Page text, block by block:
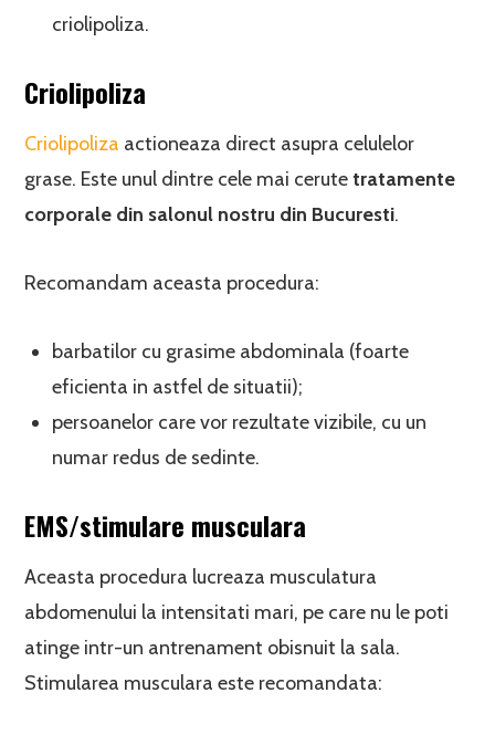
criolipoliza.
Criolipoliza
Criolipoliza actioneaza direct asupra celulelor
grase. Este unul dintre cele mai cerutetratamente
corporale din salonul nostru din Bucuresti.
Recomandam aceasta procedura:
barbatilor cu grasime abdominala (foarte
eficienta in astfel de situatii);
persoanelor care vor rezultate vizibile, cu un
numar redus de sedinte.
EMS/stimulare musculara
Aceasta procedura lucreaza musculatura
abdomenului la intensitati mari, pe care nu le poti
atinge intr-un antrenament obisnuit la sala.
Stimularea musculara este recomandata: